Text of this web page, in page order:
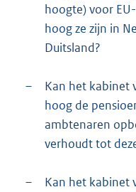
hoogte) voor
hoog ze zijn in
Duitsland?
–
Kan het kabinet
hoog de
ambtenaren
verhoudt tot
–
Kan het kabinet